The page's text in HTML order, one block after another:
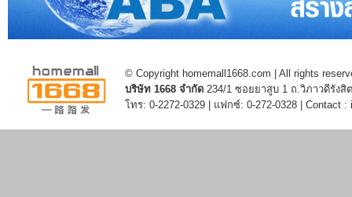
© Copyright homemall1668.com | All rights
บริษัท 1668 จำกัด 234/1 ซอยยาสูบ 1 ถ.วิภาวดีรัง
โทร: 0-2272-0329 | แฟกซ์: 0-272-0328 | Contact